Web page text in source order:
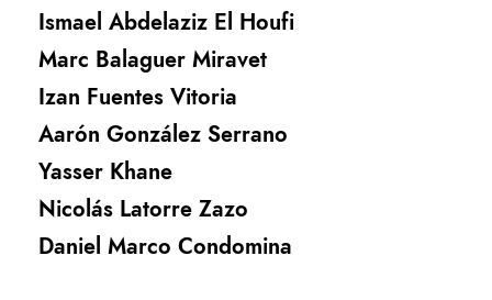
Ismael Abdelaziz El Houfi
Marc Balaguer Miravet
Izan Fuentes Vitoria
Aarón González Serrano
Yasser Khane
Nicolás Latorre Zazo
Daniel Marco Condomina